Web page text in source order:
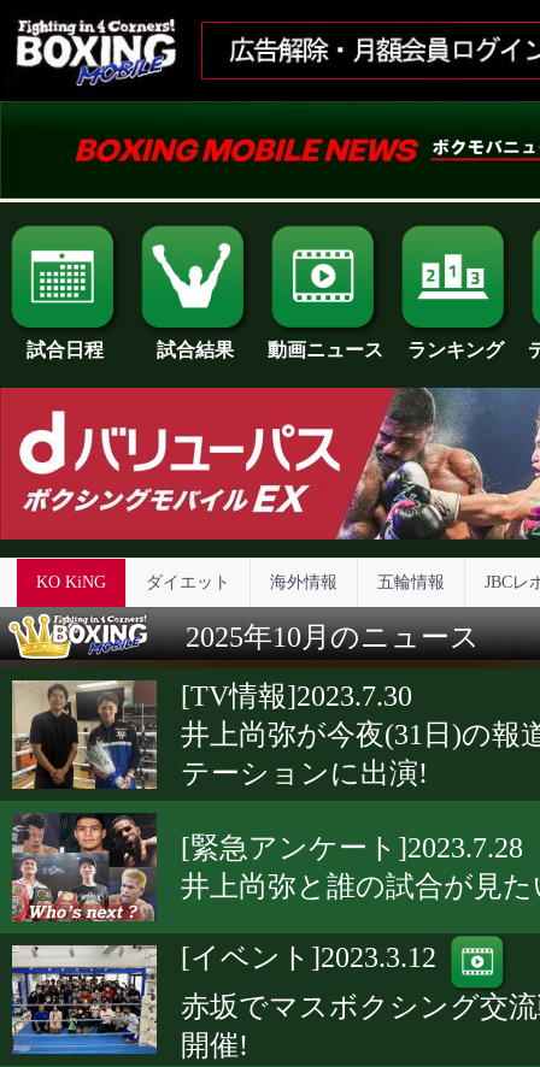
試合日程 試合結果 動画ニュース ランキング
KO KiNG ダイエット 海外情報 五輪情報 JBCレ
2025年10月のニュース
[TV情報]2023.7.30
井上尚弥が今夜(31日)の報
テーションに出演!
[緊急アンケート]2023.7.28
井上尚弥と誰の試合が見た
[イベント]2023.3.12
赤坂でマスボクシング交
開催!